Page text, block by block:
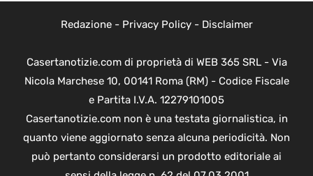
Redazione- Privacy Policy- Disclaimer
Casertanotizie.com di proprietà di WEB 365 SRL - Via
Nicola Marchese 10, 00141 Roma (RM) - Codice Fiscale
e Partita I.V.A. 12279101005
Casertanotizie.com non è una testata giornalistica, in
quanto viene aggiornato senza alcuna periodicità. Non
può pertanto considerarsi un prodotto editoriale ai